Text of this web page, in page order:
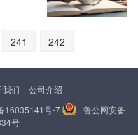
241 242
我们
公司介绍
16035141号-7
鲁公网安备
号